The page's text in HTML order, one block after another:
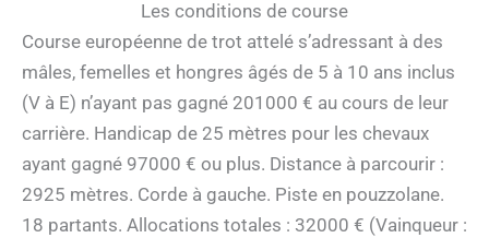
Les conditions de course
Course européenne de trot attelé s’adressant à des
mâles, femelles et hongres âgés de 5 à 10 ans inclus
(V à E) n’ayant pas gagné 201000 € au cours de leur
carrière. Handicap de 25 mètres pour les chevaux
ayant gagné 97000 € ou plus. Distance à parcourir :
2925 mètres. Corde à gauche. Piste en pouzzolane.
18 partants. Allocations totales : 32000 € (Vainqueur :